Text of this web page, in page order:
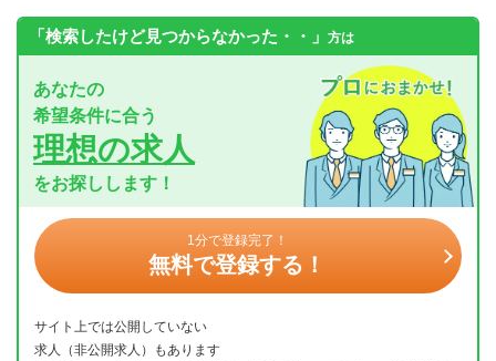
「検索したけど見つからなかった・・」 方は
あなたの
希望条件に合う
理想の求人
をお探しします！
1分で登録完了！
無料で登録する！
サイト上では公開していない
求人（非公開求人）もあります